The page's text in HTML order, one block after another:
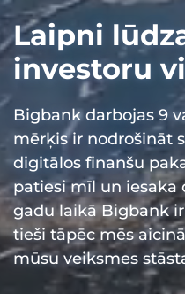
Laipni
investoru
Bigbank darbojas 9
mērķis ir nodrošināt
digitālos finanšu
patiesi mīl un iesaka
gadu laikā Bigbank
tieši tāpēc mēs
mūsu veiksmes